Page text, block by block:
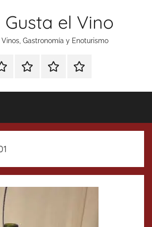
Gusta el Vino
Gastronomía y Enoturismo
Enoturismo
Gastronomía
RankingContacto